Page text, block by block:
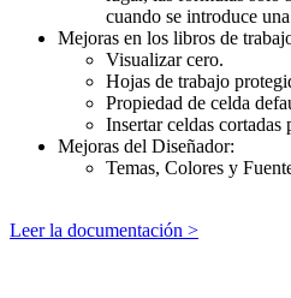
cuando se introduce
Mejoras en los libros de
Visualizar cero.
Hojas de trabajo
Propiedad de celda
Insertar celdas cortadas
Mejoras del Diseñador:
Temas, Colores y
Leer la documentación >